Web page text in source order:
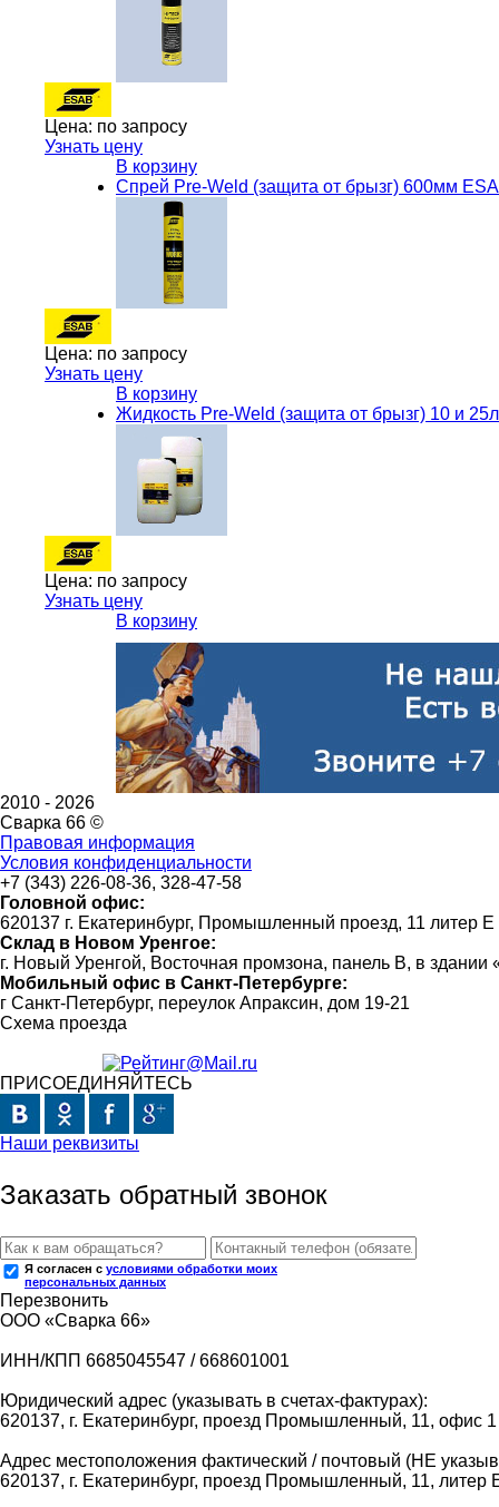
Цена: по запросу
Узнать цену
В корзину
Спрей Pre-Weld (защита от брызг) 600мм
Цена: по запросу
Узнать цену
В корзину
Жидкость Pre-Weld (защита от брызг) 10 и
Цена: по запросу
Узнать цену
В корзину
2010 - 2026
Сварка 66 ©
Правовая информация
Условия конфиденциальности
+7 (343) 226-08-36, 328-47-58
Головной офис:
620137 г. Екатеринбург, Промышленный проезд, 11 литер Е
Склад в Новом Уренгое:
г. Новый Уренгой, Восточная промзона, панель В, в
Мобильный офис в Санкт-Петербурге:
г Санкт-Петербург, переулок Апраксин, дом 19-21
Схема проезда
ПРИСОЕДИНЯЙТЕСЬ
Наши реквизиты
Заказать обратный звонок
Я согласен с условиями обработки моих
персональных данных
Перезвонить
ООО «Сварка 66»
ИНН/КПП 6685045547 / 668601001
Юридический адрес (указывать в счетах-фактурах):
620137, г. Екатеринбург, проезд Промышленный, 11, офис 1
Адрес местоположения фактический / почтовый (НЕ
620137, г. Екатеринбург, проезд Промышленный, 11, литер